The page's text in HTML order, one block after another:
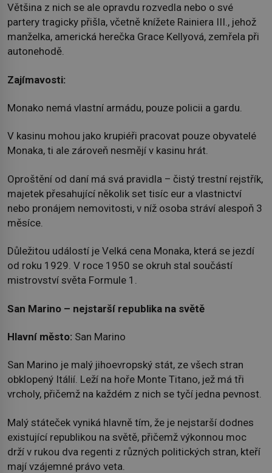
Většina z nich se ale opravdu rozvedla nebo o své
partery tragicky přišla, včetně knížete Rainiera III., jehož
manželka, americká herečka Grace Kellyová, zemřela při
autonehodě.
Zajímavosti:
Monako nemá vlastní armádu, pouze policii a gardu.
V kasinu mohou jako krupiéři pracovat pouze obyvatelé
Monaka, ti ale zároveň nesmějí v kasinu hrát.
Oproštění od daní má svá pravidla – čistý trestní rejstřík,
majetek přesahující několik set tisíc eur a vlastnictví
nebo pronájem nemovitosti, v níž osoba stráví alespoň 3
měsíce.
Důležitou událostí je Velká cena Monaka, která se jezdí
od roku 1929. V roce 1950 se okruh stal součástí
mistrovství světa Formule 1.
San Marino – nejstarší republika na světě
Hlavní město: San Marino
San Marino je malý jihoevropský stát, ze všech stran
obklopený Itálií. Leží na hoře Monte Titano, jež má tři
vrcholy, přičemž na každém z nich se tyčí jedna pevnost.
Malý státeček vyniká hlavně tím, že je nejstarší dodnes
existující republikou na světě, přičemž výkonnou moc
drží v rukou dva regenti z různých politických stran, kteří
mají vzájemné právo veta.